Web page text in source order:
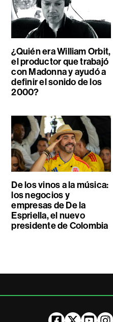
¿Quién era William Orbit,
el productor que trabajó
con Madonna y ayudó a
definir el sonido de los
2000?
De los vinos a la música:
los negocios y
empresas de De la
Espriella, el nuevo
presidente de Colombia